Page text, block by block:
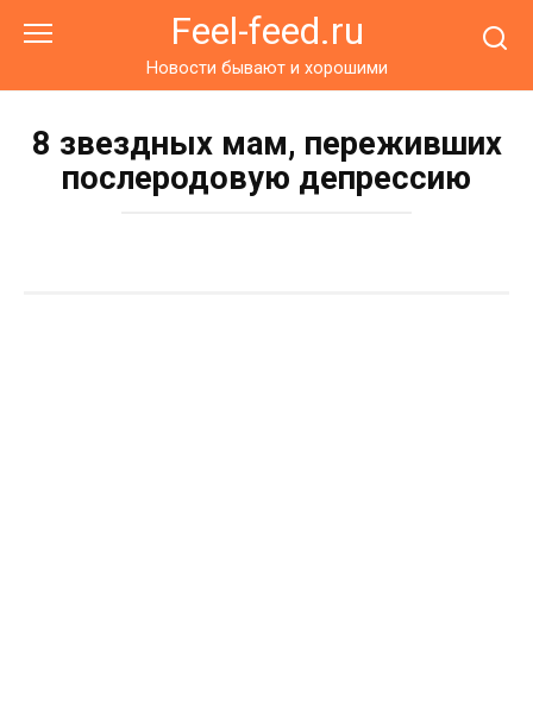
Feel-feed.ru
Новости бывают и хорошими
8 звездных мам, переживших
послеродовую депрессию